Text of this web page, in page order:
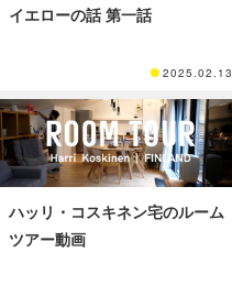
イエローの話 第一話
2025.02.13
ハッリ・コスキネン宅のルーム
ツアー動画